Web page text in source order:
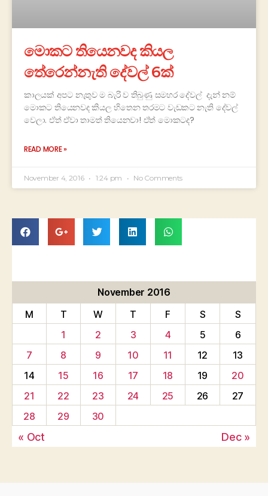
මොකට තියෙනවද කියල
තේරෙන්නැති දේවල් 6ක්
කාලයක් අපට නැතුව ම බැරි ව තිබුණු සමහර දේවල් දැන් නම්
මොකට තියෙනවද කියල හිතෙන තරමට වැඩකට නැති දේවල්
වෙලා. ඒත් ඒවා තාමත් තියෙනවා! ඒත් මොකටද?
READ MORE »
November 4, 2016 1:24 pm No Comments
November 2016
M
T W T F S
S
1
2 3 4 5
6
7
8 9 10 11 12
13
14
15 16 17 18 19
20
21
22 23 24 25 26
27
28
29 30
« Oct Dec »